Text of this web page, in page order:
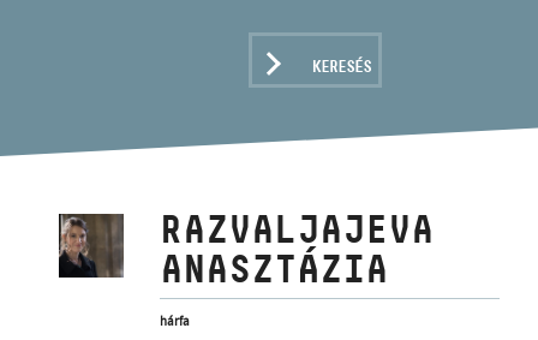
NYITVA TARTÁS
KERESÉS
RAZVALJAJEVA
ANASZTÁZIA
hárfa